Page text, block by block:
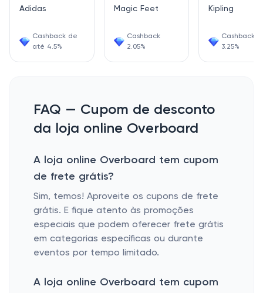
Adidas
Cashback de
até 4.5%
Magic Feet
Cashback
2.05%
Kipling
Cashback
3.25%
FAQ — Cupom de desconto
da loja online Overboard
A loja online Overboard tem cupom
de frete grátis?
Sim, temos! Aproveite os cupons de frete
grátis. E fique atento às promoções
especiais que podem oferecer frete grátis
em categorias específicas ou durante
eventos por tempo limitado.
A loja online Overboard tem cupom